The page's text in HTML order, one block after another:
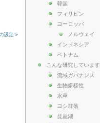
設定 »
韓国
フィリピン
ヨーロッパ
ノルウェイ
インドネシア
ベトナム
こんな研究しています
流域ガバナンス
生物多様性
水草
ヨシ群落
琵琶湖